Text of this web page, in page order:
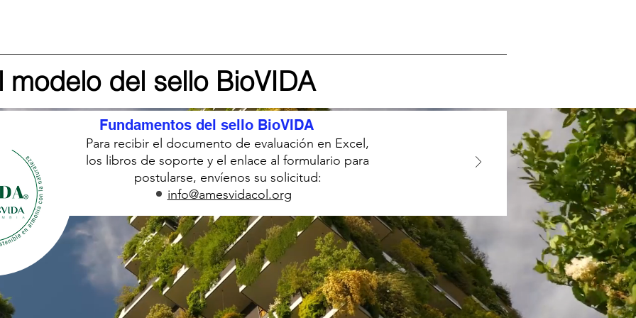
modelo del sello BioVIDA
Para recibir el documento de evaluación en Excel,
los libros de soporte y el enlace al formulario para
postularse, envíenos su solicitud:​
info@amesvidacol.org
Fundamentos del sello BioVIDA